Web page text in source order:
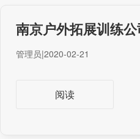
南京户外拓展训练
管理员|2020-02-21
阅读